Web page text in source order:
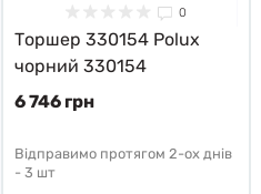
0
Торшер 330154 Polux
чорний 330154
6 746 грн
Відправимо протягом 2-ох днів
- 3 шт